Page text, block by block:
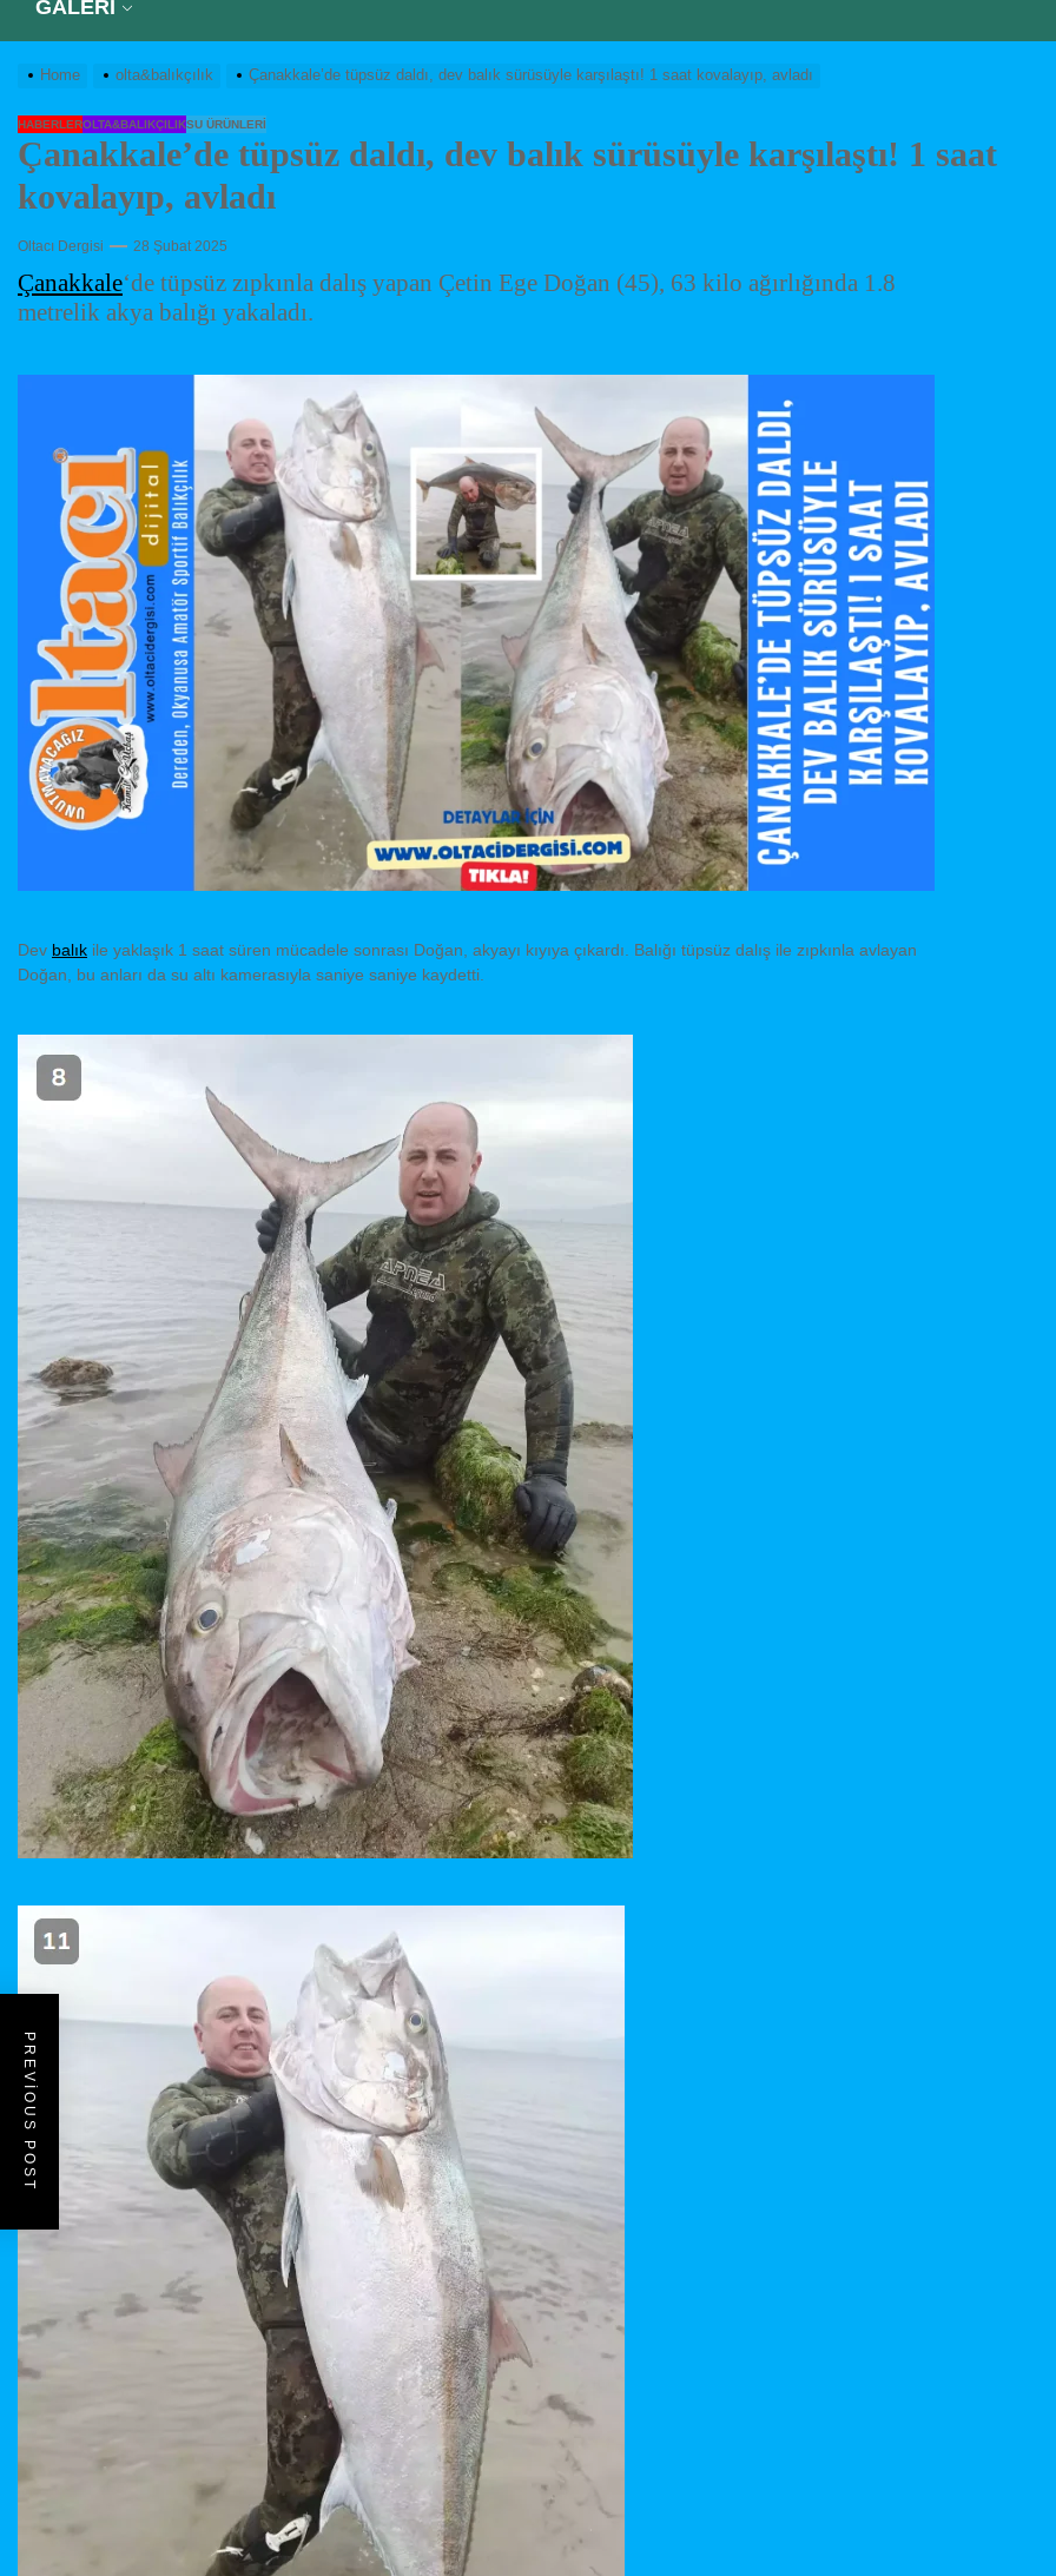
GALERİ
Home olta&balıkçılık Çanakkale’de tüpsüz daldı, dev balık sürüsüyle karşılaştı! 1 saat kovalayıp, avladı
HABERLEROLTA&BALIKÇILIKSU ÜRÜNLERI
Çanakkale’de tüpsüz daldı, dev balık sürüsüyle karşılaştı! 1 saat
kovalayıp, avladı
Oltacı Dergisi 28 Şubat 2025
Çanakkale‘de tüpsüz zıpkınla dalış yapan Çetin Ege Doğan (45), 63 kilo ağırlığında 1.8
metrelik akya balığı yakaladı.
Dev balık ile yaklaşık 1 saat süren mücadele sonrası Doğan, akyayı kıyıya çıkardı. Balığı tüpsüz dalış ile zıpkınla avlayan
Doğan, bu anları da su altı kamerasıyla saniye saniye kaydetti.
PREVIOUS POST